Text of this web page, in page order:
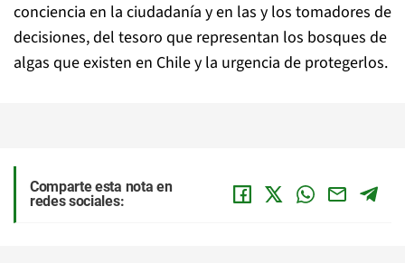
conciencia en la ciudadanía y en las y los tomadores de
decisiones, del tesoro que representan los bosques de
algas que existen en Chile y la urgencia de protegerlos.
Comparte esta nota en
redes sociales: